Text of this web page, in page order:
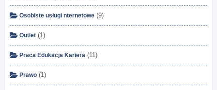
Osobiste usługi nternetowe (9)
Outlet (1)
Praca Edukacja Kariera (11)
Prawo (1)